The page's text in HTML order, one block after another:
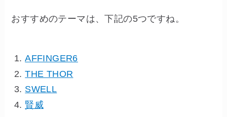
おすすめのテーマは、下記の5つですね。
AFFINGER6
THE THOR
SWELL
賢威